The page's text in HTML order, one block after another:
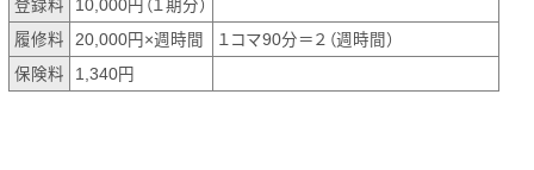
登録料
10,000円（１期分）
履修料
20,000円×週時間
１コマ90分＝２（週時間）
保険料
1,340円